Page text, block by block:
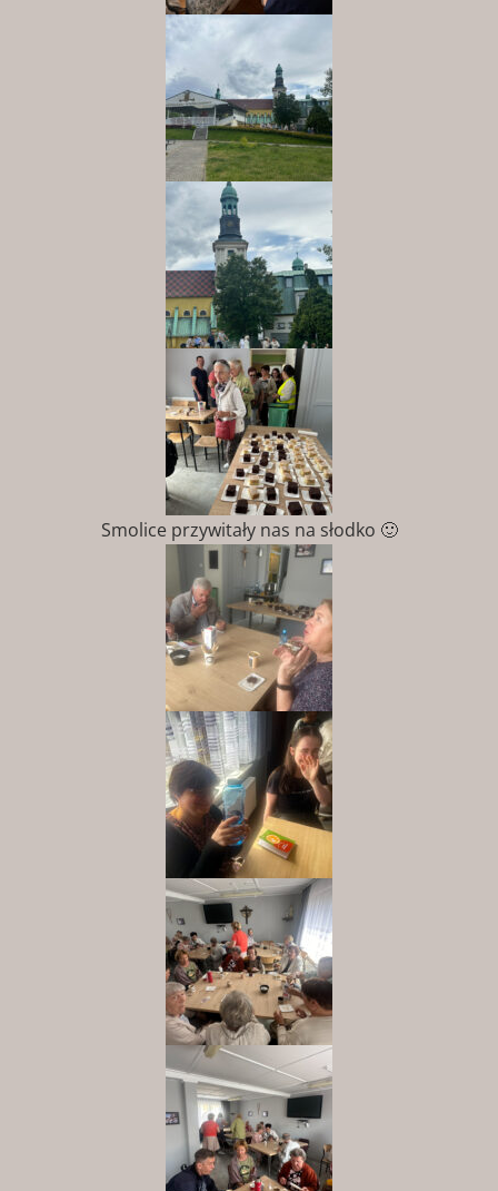
Smolice przywitały nas na słodko 🙂